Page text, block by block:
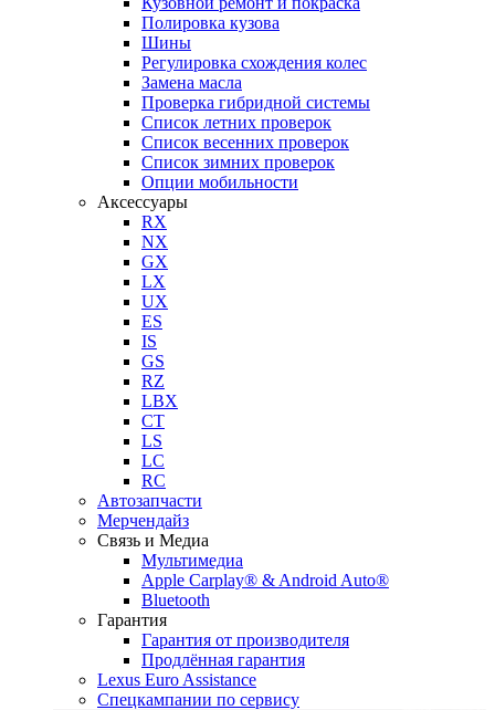
Полировка кузова
Шины
Регулировка схождения колес
Замена масла
Проверка гибридной системы
Список летних проверок
Список весенних проверок
Список зимних проверок
Опции мобильности
Аксессуары
RX
NX
GX
LX
UX
ES
IS
GS
RZ
LBX
CT
LS
LC
RC
Автозапчасти
Мерчендайз
Связь и Медиа
Мультимедиа
Apple Carplay® & Android Auto®
Bluetooth
Гарантия
Гарантия от производителя
Продлённая гарантия
Lexus Euro Assistance
Спецкампании по сервису